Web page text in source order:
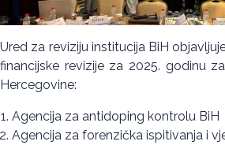
Ured za reviziju institucija BiH
financijske revizije za 2025. godinu
Hercegovine:
Agencija za antidoping kontrolu BiH
Agencija za forenzička ispitivanja i